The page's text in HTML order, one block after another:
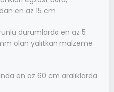
en az 15 cm
durumlarda en az 5
olan yalıtkan malzeme
en az 60 cm aralıklarda